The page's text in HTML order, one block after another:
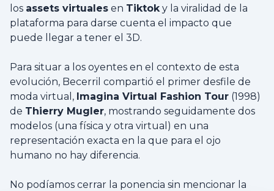
los assets virtuales en Tiktoky la viralidad de la
plataforma para darse cuenta el impacto que
puede llegar a tener el 3D.
Para situar a los oyentes en el contexto de esta
evolución, Becerril compartió el primer desfile de
moda virtual, Imagina Virtual Fashion Tour (1998)
de Thierry Mugler, mostrando seguidamente dos
modelos (una física y otra virtual) en una
representación exacta en la que para el ojo
humano no hay diferencia.
No podíamos cerrar la ponencia sin mencionar la